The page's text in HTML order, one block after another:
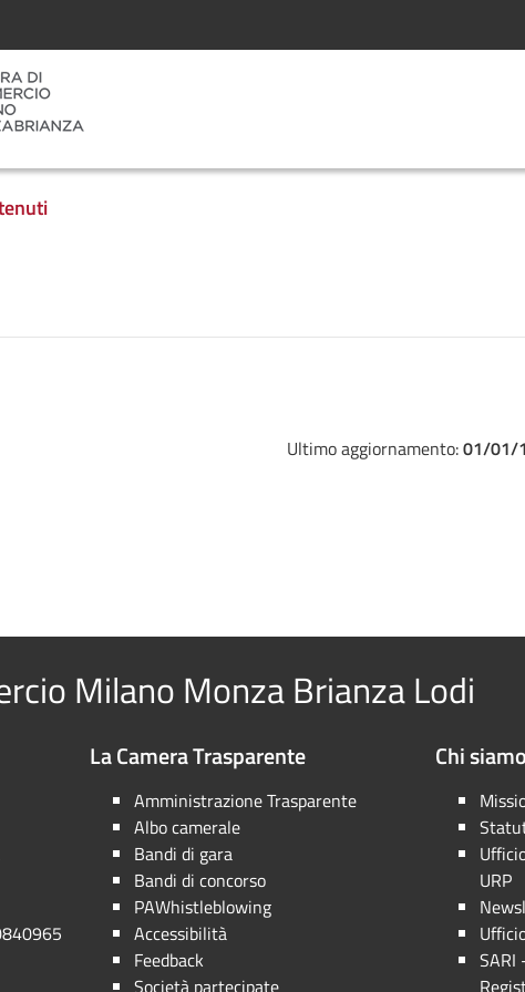
Ultimo aggiornamento:01/01/
Milano Monza Brianza Lodi
La Camera Trasparente
Amministrazione Trasparente
Albo camerale
Bandi di gara
Bandi di concorso
PAWhistleblowing
Accessibilità
Feedback
Società partecipate
Chi siamo
URP
SARI